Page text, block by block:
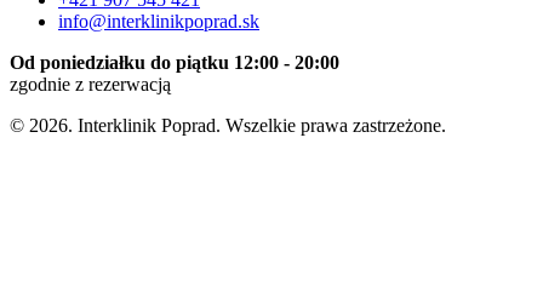
info@interklinikpoprad.sk
Od poniedziałku do piątku 12:00 - 20:00
zgodnie z rezerwacją
© 2026. Interklinik Poprad. Wszelkie prawa zastrzeżone.